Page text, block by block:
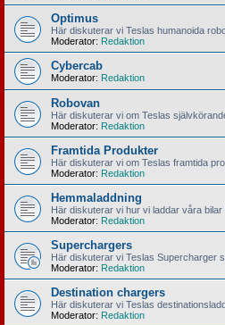
Optimus
Här diskuterar vi Teslas humanoida
Moderator: Redaktion
Cybercab
Moderator: Redaktion
Robovan
Här diskuterar vi om Teslas
Moderator: Redaktion
Framtida Produkter
Här diskuterar vi om Teslas framtida
Moderator: Redaktion
Hemmaladdning
Här diskuterar vi hur vi laddar våra bilar
Moderator: Redaktion
Superchargers
Här diskuterar vi Teslas Supercharger
Moderator: Redaktion
Destination chargers
Här diskuterar vi Teslas
Moderator: Redaktion